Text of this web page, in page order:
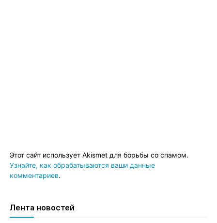
Этот сайт использует Akismet для борьбы со спамом.
Узнайте, как обрабатываются ваши данные
комментариев.
Лента новостей